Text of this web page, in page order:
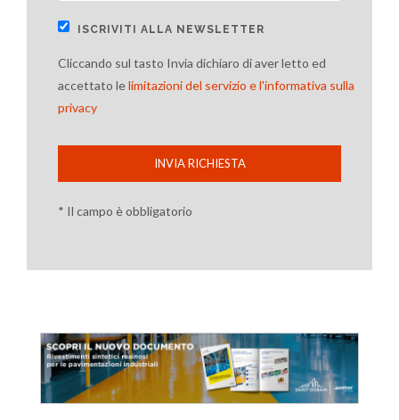
ISCRIVITI ALLA NEWSLETTER
Cliccando sul tasto Invia dichiaro di aver letto ed
accettato lelimitazioni del servizio e l'informativa sulla
privacy
INVIA RICHIESTA
* Il campo è obbligatorio